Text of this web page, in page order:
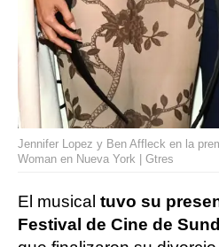
Jennifer Lopez y Ben Affleck en la
Woman en Nueva York | Gtres
El musical tuvo su
Festival de Cine de